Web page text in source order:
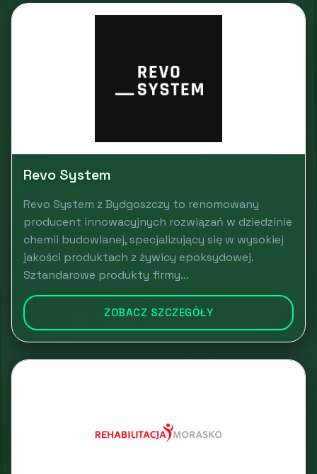
Revo System
Revo System z Bydgoszczy to renomowany
producent innowacyjnych rozwiązań w dziedzinie
chemii budowlanej, specjalizujący się w wysokiej
jakości produktach z żywicy epoksydowej.
Sztandarowe produkty firmy...
ZOBACZ SZCZEGÓŁY